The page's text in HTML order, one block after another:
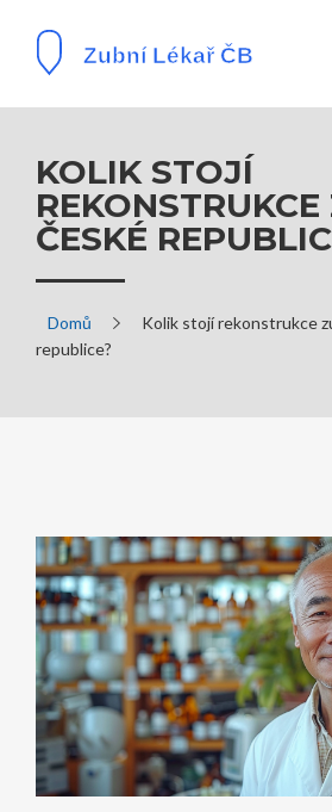
KOLIK STOJÍ
ČESKÉ
Domů
Kolik stojí rekonstrukce
republice?